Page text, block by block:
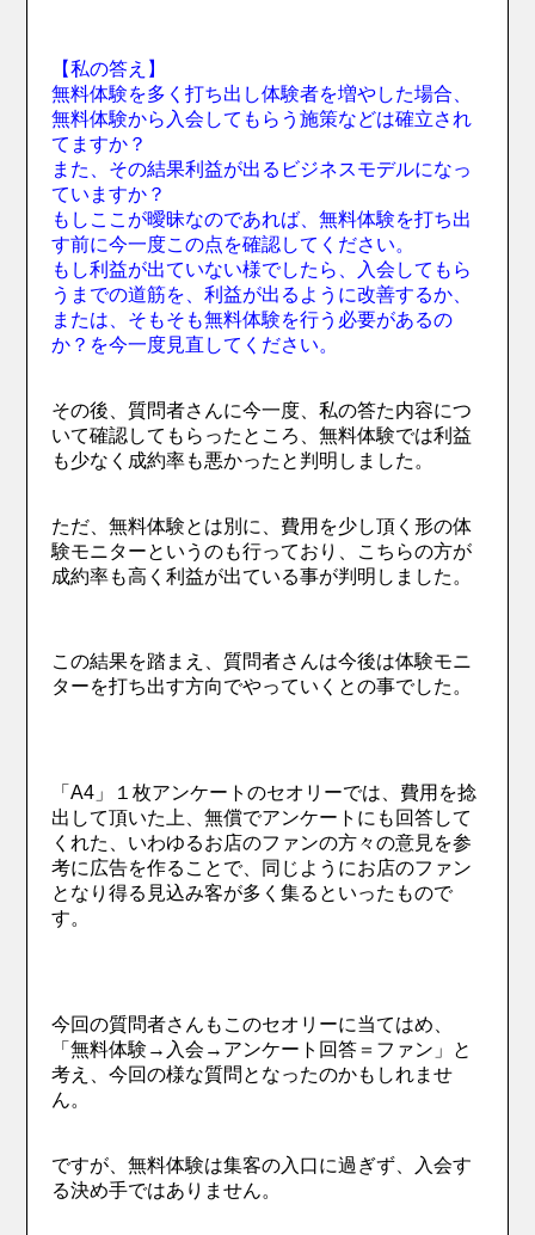
【私の答え】
無料体験を多く打ち出し体験者を増やした場合、
無料体験から入会してもらう施策などは確立され
てますか？
また、その結果利益が出るビジネスモデルになっ
ていますか？
もしここが曖昧なのであれば、無料体験を打ち出
す前に今一度この点を確認してください。
もし利益が出ていない様でしたら、入会してもら
うまでの道筋を、利益が出るように改善するか、
または、そもそも無料体験を行う必要があるの
か？を今一度見直してください。
その後、質問者さんに今一度、私の答た内容につ
いて確認してもらったところ、無料体験では利益
も少なく成約率も悪かったと判明しました。
ただ、無料体験とは別に、費用を少し頂く形の体
験モニターというのも行っており、こちらの方が
成約率も高く利益が出ている事が判明しました。
この結果を踏まえ、質問者さんは今後は体験モニ
ターを打ち出す方向でやっていくとの事でした。
「A4」１枚アンケートのセオリーでは、費用を捻
出して頂いた上、無償でアンケートにも回答して
くれた、いわゆるお店のファンの方々の意見を参
考に広告を作ることで、同じようにお店のファン
となり得る見込み客が多く集るといったもので
す。
今回の質問者さんもこのセオリーに当てはめ、
「無料体験→入会→アンケート回答＝ファン」と
考え、今回の様な質問となったのかもしれませ
ん。
ですが、無料体験は集客の入口に過ぎず、入会す
る決め手ではありません。